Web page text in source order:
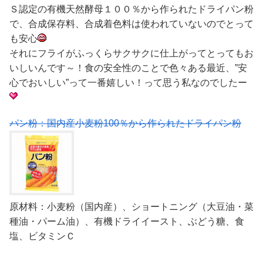
Ｓ認定の有機天然酵母１００％から作られたドライパン粉
で、合成保存料、合成着色料は使われていないのでとって
も安心
それにフライがふっくらサクサクに仕上がってとってもお
いしいんです～！食の安全性のことで色々ある最近、”安
心でおいしい”って一番嬉しい！って思う私なのでしたー
パン粉：国内産小麦粉100％から作られたドライパン粉
原材料：小麦粉（国内産）、ショートニング（大豆油・菜
種油・パーム油）、有機ドライイースト、ぶどう糖、食
塩、ビタミンＣ